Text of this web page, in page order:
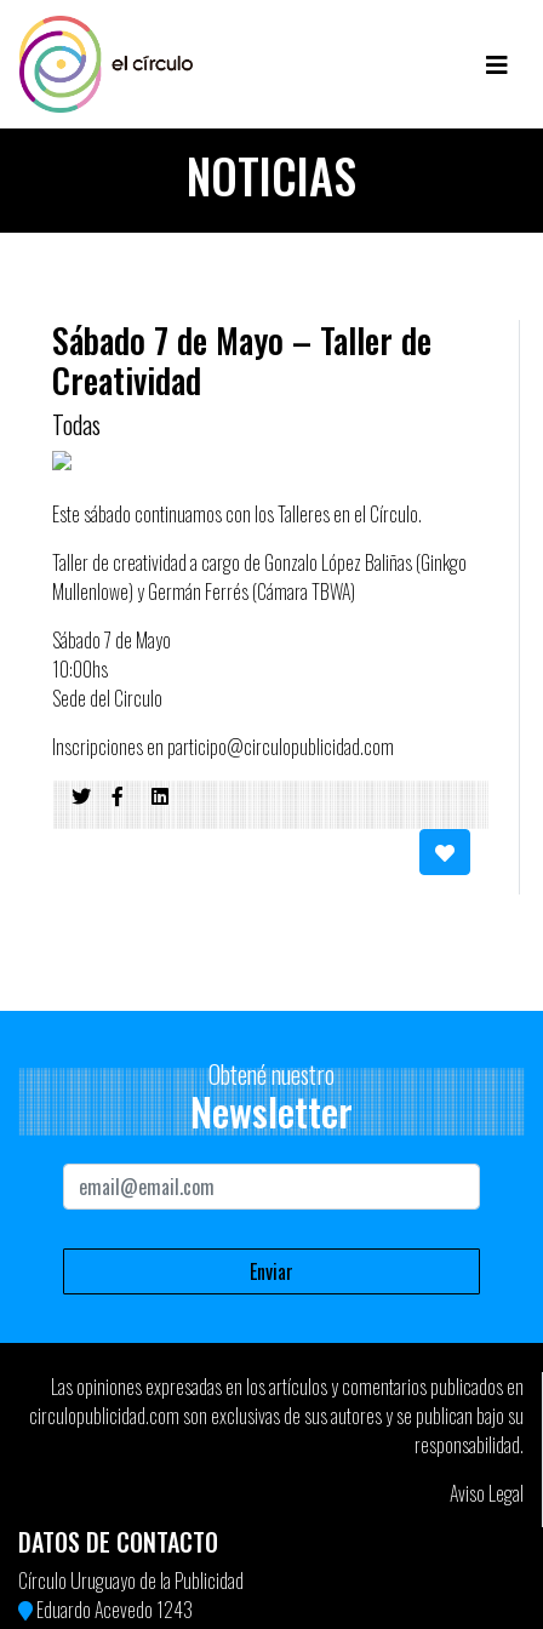
NOTICIAS
Sábado 7 de Mayo – Taller de
Creatividad
Todas
Este sábado continuamos con los Talleres en el Círculo.
Taller de creatividad a cargo de Gonzalo López Baliñas (Ginkgo
Mullenlowe) y Germán Ferrés (Cámara TBWA)
Sábado 7 de Mayo
10:00hs
Sede del Circulo
Inscripciones en participo@circulopublicidad.com
Obtené nuestro
Newsletter
Las opiniones expresadas en los artículos y comentarios publicados en
circulopublicidad.com son exclusivas de sus autores y se publican bajo su
responsabilidad.
Aviso Legal
DATOS DE CONTACTO
Círculo Uruguayo de la Publicidad
Eduardo Acevedo 1243